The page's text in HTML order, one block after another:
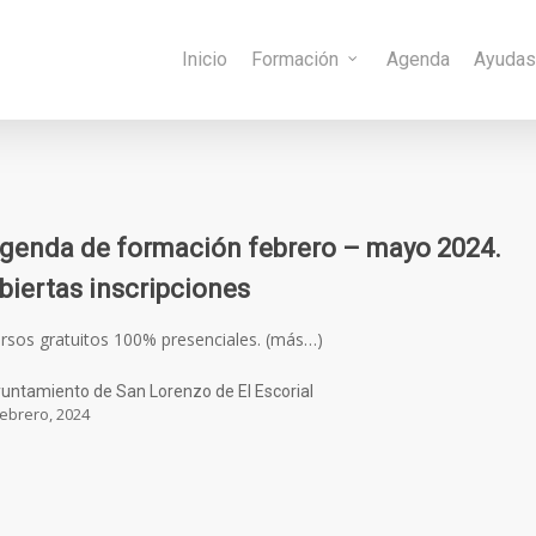
Inicio Formación Agenda Ayudas
de formación febrero – mayo 2024.
inscripciones
gratuitos 100% presenciales. (más…)
de San Lorenzo de El Escorial
2024